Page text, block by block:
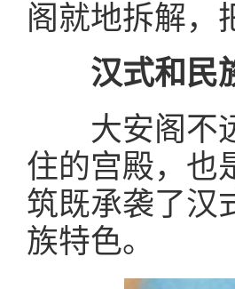
阁就地拆解，
汉式和民族
大安阁不
住的宫殿，也
筑既承袭了汉
族特色。